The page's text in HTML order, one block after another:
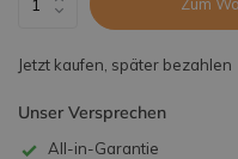
Jetzt kaufen, später bezahlen
Unser Versprechen
All-in-Garantie